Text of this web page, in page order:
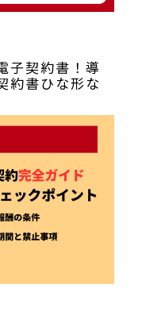
子契約書！導
約書ひな形な